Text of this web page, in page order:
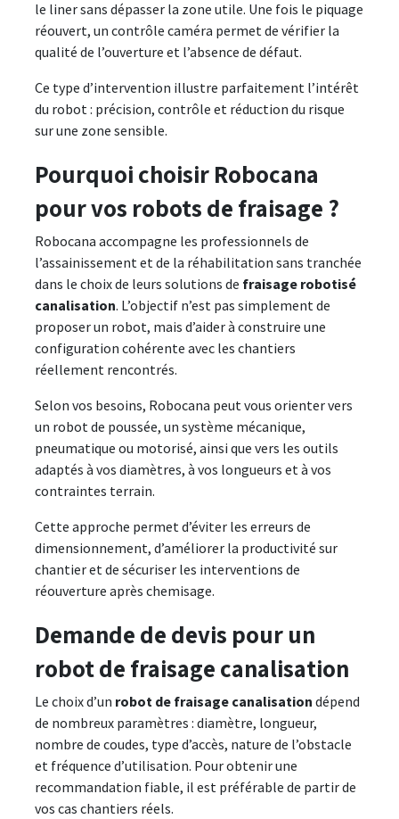
le liner sans dépasser la zone utile. Une fois le piquage
réouvert, un contrôle caméra permet de vérifier la
qualité de l’ouverture et l’absence de défaut.
Ce type d’intervention illustre parfaitement l’intérêt
du robot : précision, contrôle et réduction du risque
sur une zone sensible.
Pourquoi choisir Robocana
pour vos robots de fraisage ?
Robocana accompagne les professionnels de
l’assainissement et de la réhabilitation sans tranchée
dans le choix de leurs solutions de fraisage robotisé
canalisation. L’objectif n’est pas simplement de
proposer un robot, mais d’aider à construire une
configuration cohérente avec les chantiers
réellement rencontrés.
Selon vos besoins, Robocana peut vous orienter vers
un robot de poussée, un système mécanique,
pneumatique ou motorisé, ainsi que vers les outils
adaptés à vos diamètres, à vos longueurs et à vos
contraintes terrain.
Cette approche permet d’éviter les erreurs de
dimensionnement, d’améliorer la productivité sur
chantier et de sécuriser les interventions de
réouverture après chemisage.
Demande de devis pour un
robot de fraisage canalisation
Le choix d’un robot de fraisage canalisation dépend
de nombreux paramètres : diamètre, longueur,
nombre de coudes, type d’accès, nature de l’obstacle
et fréquence d’utilisation. Pour obtenir une
recommandation fiable, il est préférable de partir de
vos cas chantiers réels.